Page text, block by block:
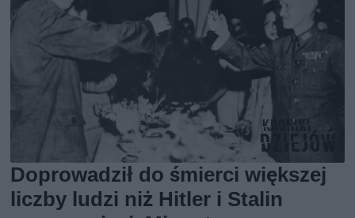
Doprowadził do śmierci większej
liczby ludzi niż Hitler i Stalin